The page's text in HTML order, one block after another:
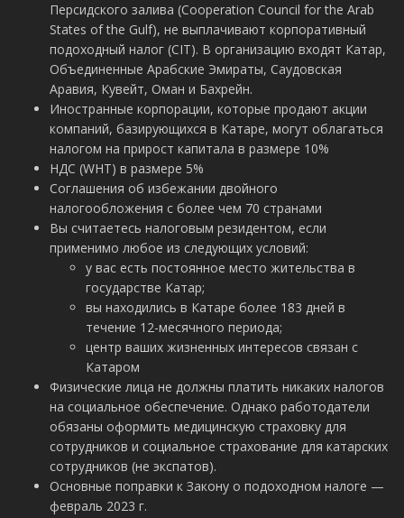
Персидского залива (Cooperation Council for the Arab
States of the Gulf), не выплачивают корпоративный
подоходный налог (CIT). В организацию входят Катар,
Объединенные Арабские Эмираты, Саудовская
Аравия, Кувейт, Оман и Бахрейн.
Иностранные корпорации, которые продают акции
компаний, базирующихся в Катаре, могут облагаться
налогом на прирост капитала в размере 10%
НДС (WHT) в размере 5%
Соглашения об избежании двойного
налогообложения с более чем 70 странами
Вы считаетесь налоговым резидентом, если
применимо любое из следующих условий:
у вас есть постоянное место жительства в
государстве Катар;
вы находились в Катаре более 183 дней в
течение 12-месячного периода;
центр ваших жизненных интересов связан с
Катаром
Физические лица не должны платить никаких налогов
на социальное обеспечение. Однако работодатели
обязаны оформить медицинскую страховку для
сотрудников и социальное страхование для катарских
сотрудников (не экспатов).
Основные поправки к Закону о подоходном налоге —
февраль 2023 г.